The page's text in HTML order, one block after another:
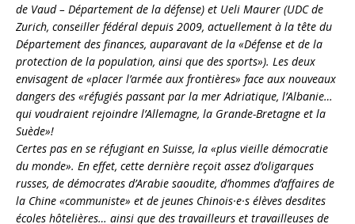
de Vaud – Département de la défense) et Ueli Maurer (UDC de
Zurich, conseiller fédéral depuis 2009, actuellement à la tête du
Département des finances, auparavant de la «Défense et de la
protection de la population, ainsi que des sports»). Les deux
envisagent de «placer l’armée aux frontières» face aux nouveaux
dangers des «réfugiés passant par la mer Adriatique, l’Albanie…
qui voudraient rejoindre l’Allemagne, la Grande-Bretagne et la
Suède»!
Certes pas en se réfugiant en Suisse, la «plus vieille démocratie
du monde». En effet, cette dernière reçoit assez d’oligarques
russes, de démocrates d’Arabie saoudite, d’hommes d’affaires de
la Chine «communiste» et de jeunes Chinois·e·s élèves desdites
écoles hôtelières… ainsi que des travailleurs et travailleuses de